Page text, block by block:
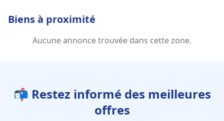
Biens à proximité
Aucune annonce trouvée dans cette zone.
📬 Restez informé des meilleures
offres